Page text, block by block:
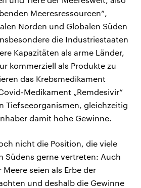
Meeresressourcen“,
Norden und Globalen Süden
die Industriestaaten
Kapazitäten als arme Länder,
kommerziell als Produkte zu
das Krebsmedikament
Medikament „Remdesivir“
Tiefseeorganismen, gleichzeitig
damit hohe Gewinne.
nicht die Position, die viele
Südens gerne vertreten: Auch
seien als Erbe der
und deshalb die Gewinne